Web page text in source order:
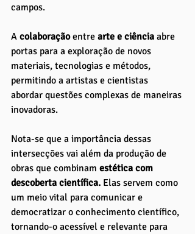
campos.
A colaboração entre arte e ciência abre
portas para a exploração de novos
materiais, tecnologias e métodos,
permitindo a artistas e cientistas
abordar questões complexas de maneiras
inovadoras.
Nota-se que a importância dessas
intersecções vai além da produção de
obras que combinam estética com
descoberta científica. Elas servem como
um meio vital para comunicar e
democratizar o conhecimento científico,
tornando-o acessível e relevante para